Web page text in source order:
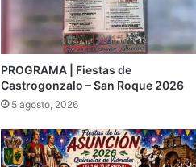
PROGRAMA | Fiestas de
Castrogonzalo – San Roque 2026
5 agosto, 2026